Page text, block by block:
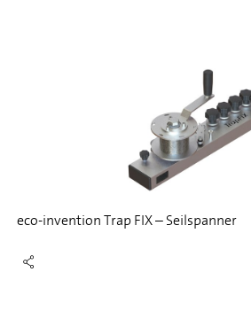
eco-invention Trap FIX – Seilspanner